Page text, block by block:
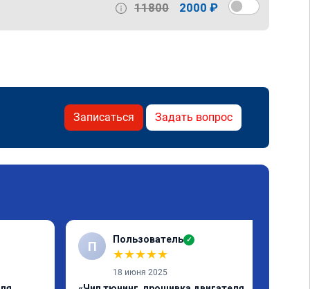
11800 2000 ₽
Записаться Задать вопрос
П Пользователь ✓
★★★★★
18 июня 2025